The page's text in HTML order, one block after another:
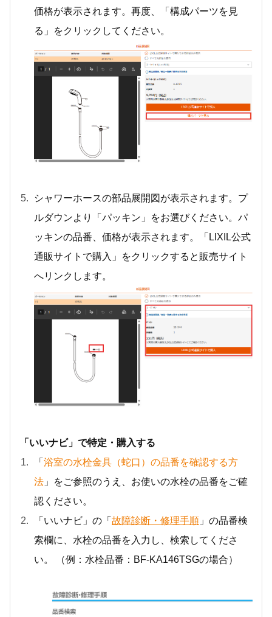
価格が表示されます。再度、「構成パーツを見
る」をクリックしてください。
シャワーホースの部品展開図が表示されます。プ
ルダウンより「パッキン」をお選びください。パ
ッキンの品番、価格が表示されます。「LIXIL公式
通販サイトで購入」をクリックすると販売サイト
へリンクします。
「いいナビ」で特定・購入する
「 浴室の水栓金具（蛇口）の品番を確認する方
法 」をご参照のうえ、お使いの水栓の品番をご確
認ください。
「いいナビ」の「 故障診断・修理手順 」の品番検
索欄に、水栓の品番を入力し、検索してくださ
い。 （例：水栓品番：BF-KA146TSGの場合）